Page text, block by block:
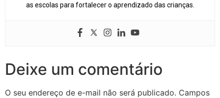
as escolas para fortalecer o aprendizado das crianças.
Deixe um comentário
O seu endereço de e-mail não será publicado. Campos